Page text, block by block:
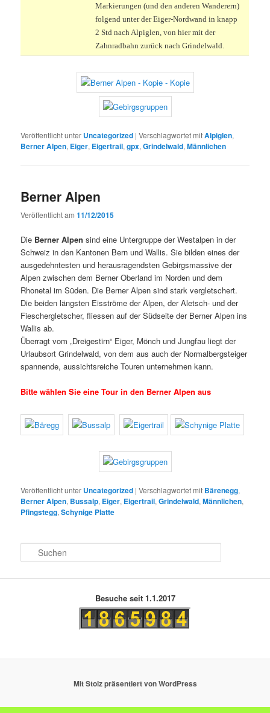
Markierungen (und den anderen Wanderern)
folgend unter der Eiger-Nordwand in knapp
2 Std nach Alpiglen, von hier mit der
Zahnradbahn zurück nach Grindelwald.
Veröffentlicht unter Uncategorized |Verschlagwortet mitAlpiglen,
Berner Alpen, Eiger, Eigertrail,gpx,Grindelwald,Männlichen
Berner Alpen
Veröffentlicht am11/12/2015
Die Berner Alpen sind eine Untergruppe der Westalpen in der
Schweiz in den Kantonen Bern und Wallis. Sie bilden eines der
ausgedehntesten und herausragendsten Gebirgsmassive der
Alpen zwischen dem Berner Oberland im Norden und dem
Rhonetal im Süden. Die Berner Alpen sind stark vergletschert.
Die beiden längsten Eisströme der Alpen, der Aletsch- und der
Fieschergletscher, fliessen auf der Südseite der Berner Alpen ins
Wallis ab.
Überragt vom „Dreigestirn“ Eiger, Mönch und Jungfau liegt der
Urlaubsort Grindelwald, von dem aus auch der Normalbergsteiger
spannende, aussichtsreiche Touren unternehmen kann.
Bitte wählen Sie eine Tour in den Berner Alpen aus
Veröffentlicht unter Uncategorized |Verschlagwortet mit Bärenegg,
Berner Alpen, Bussalp, Eiger, Eigertrail,Grindelwald,Männlichen,
Pfingstegg,Schynige Platte
u
Besuche seit 1.1.2017
Mit Stolz präsentiert von WordPress